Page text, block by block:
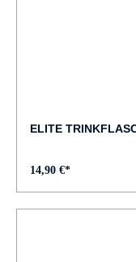
ELITE
14,90 €*